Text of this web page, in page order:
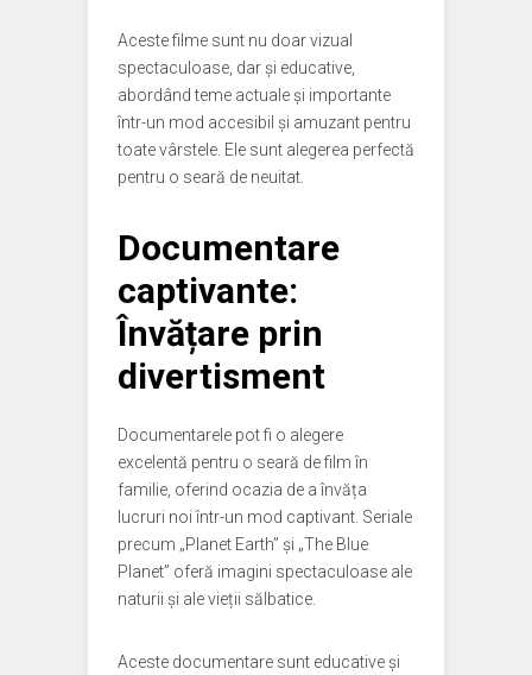
Aceste filme sunt nu doar vizual
spectaculoase, dar și educative,
abordând teme actuale și importante
într-un mod accesibil și amuzant pentru
toate vârstele. Ele sunt alegerea perfectă
pentru o seară de neuitat.
Documentare
captivante:
Învățare prin
divertisment
Documentarele pot fi o alegere
excelentă pentru o seară de film în
familie, oferind ocazia de a învăța
lucruri noi într-un mod captivant. Seriale
precum „Planet Earth” și „The Blue
Planet” oferă imagini spectaculoase ale
naturii și ale vieții sălbatice.
Aceste documentare sunt educative și